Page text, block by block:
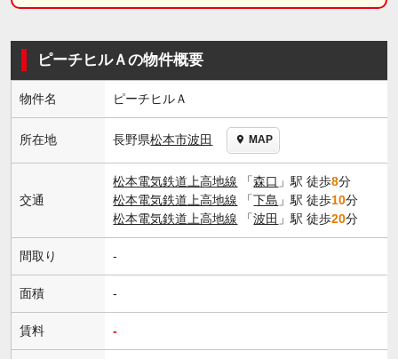
ピーチヒルＡの物件概要
物件名 ピーチヒルＡ
所在地 長野県松本市波田 MAP
交通
松本電気鉄道上高地線 「森口 」駅 徒歩8分
松本電気鉄道上高地線 「下島 」駅 徒歩10分
松本電気鉄道上高地線 「波田 」駅 徒歩20分
間取り -
面積 -
賃料 -